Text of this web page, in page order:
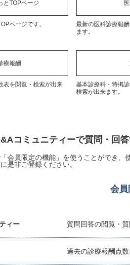
とTOPページ
ページです。
最新の医科診療報
ます。
療報酬
表を閲覧・検索が出来
基本診療科・特掲
検索が出来ます。
コミュニティーで質問・回答
会員限定の機能」を使うことができ
是非ご登録ください。
会員
ィー 質問回答の閲覧・
過去の診療報酬点